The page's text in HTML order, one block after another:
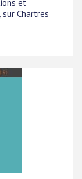
et
Chartres